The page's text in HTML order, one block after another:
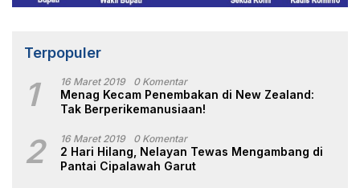
Terpopuler
1 16 Maret 2019 0 Komentar
Menag Kecam Penembakan di New Zealand:
Tak Berperikemanusiaan!
2 16 Maret 2019 0 Komentar
2 Hari Hilang, Nelayan Tewas Mengambang di
Pantai Cipalawah Garut